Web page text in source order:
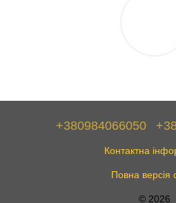
+380984066050
Контактна
Повна версія
© 2026